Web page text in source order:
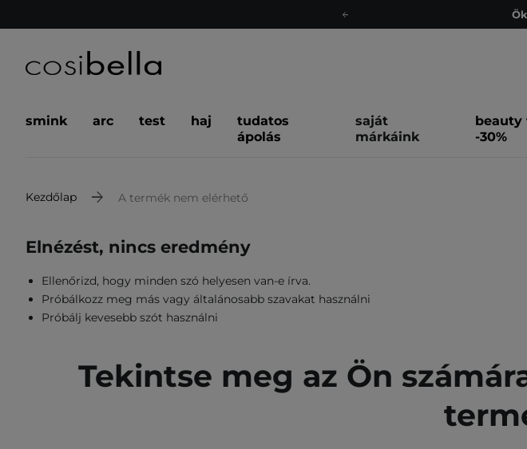
Ingyenes
smink arc test haj
tudatos
ápolás
saját
márkáink
beauty
-30%
Kezdőlap A termék nem elérhető
Elnézést, nincs eredmény
Ellenőrizd, hogy minden szó helyesen van-e írva.
Próbálkozz meg más vagy általánosabb szavakat használni
Próbálj kevesebb szót használni
Tekintse meg az Ön